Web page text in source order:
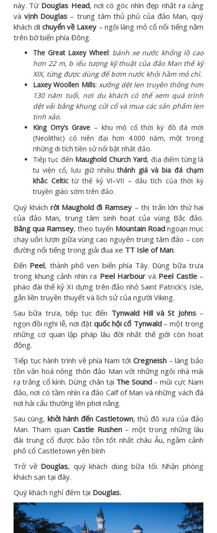
này. TừDouglas Head, nơi có góc nhìn đẹp nhất ra cảng
và vịnh Douglas – trung tâm thủ phủ của đảo Man, quý
khách di chuyển về Laxey – ngôi làng mỏ cổ nổi tiếng nằm
trên bờ biển phía Đông.
The Great Laxey Wheel: bánh xe nước khổng lồ cao
hơn 22 m, b iểu tượng kỹ thuật của đảo Man thế kỷ
XIX, từng được dùng để bơm nước khỏi hầm mỏ chì.
Laxey Woollen Mills: xưởng dệt len truyền thống hơn
130 năm tuổi, nơi du khách có thể xem quá trình
dệt vải bằng khung cửi cổ và mua các sản phẩm len
tinh xảo.
King Orry’s Grave – khu mộ cổ thời kỳ đồ đá mới
(Neolithic) có niên đại hơn 4.000 năm, một trong
những di tích tiền sử nổi bật nhất đảo.
Tiếp tục đến Maughold Church Yard, địa điểm từng là
tu viện cổ, lưu giữ nhiềuthánh giá và bia đá chạm
khắc Celtictừ thế kỷ VI–VII – dấu tích của thời kỳ
truyền giáo sớm trên đảo.
Quý kháchrời Maughold đi Ramsey – thị trấn lớn thứ hai
của đảo Man, trung tâm sinh hoạt của vùng Bắc đảo.
Băng qua Ramsey, theo tuyến Mountain Road ngoạn mục
chạy uốn lượn giữa vùng cao nguyên trung tâm đảo – con
đường nổi tiếng trong giải đua xe TT Isle of Man.
Đến Peel, thành phố ven biển phía Tây. Dùng bữa trưa
trong khung cảnh nhìn ra Peel Harbour và Peel Castle–
pháo đài thế kỷ XI dựng trên đảo nhỏ Saint Patrick’s Isle,
gắn liền truyền thuyết và lịch sử của người Viking.
Sau bữa trưa, tiếp tục đến Tynwald Hill và St Johns–
ngọn đồi nghi lễ, nơi đặt quốc hội cổ Tynwald– một trong
những cơ quan lập pháp lâu đời nhất thế giới còn hoạt
động.
Tiếp tục hành trình về phía Nam tới Cregneish– làng bảo
tồn văn hoá nông thôn đảo Man với những ngôi nhà mái
rạ trắng cổ kính. Dừng chân tại The Sound– mũi cực Nam
đảo, nơi có tầm nhìn ra đảo Calf of Man và những vách đá
nơi hải cẩu thường lên phơi nắng.
Sau cùng, khởi hành đến Castletown, thủ đô xưa của đảo
Man. Tham quanCastle Rushen– một trong những lâu
đài trung cổ được bảo tồn tốt nhất châu Âu, ngắm cảnh
phố cổ Castletown yên bình
Trở về Douglas, quý khách dùng bữa tối. Nhận phòng
khách sạn tại đây.
Quý khách nghỉ đêm tại Douglas.